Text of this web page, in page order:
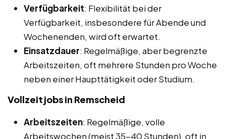
Verfügbarkeit: Flexibilität bei der
Verfügbarkeit, insbesondere für Abende und
Wochenenden, wird oft erwartet.
Einsatzdauer: Regelmäßige, aber begrenzte
Arbeitszeiten, oft mehrere Stunden pro Woche
neben einer Haupttätigkeit oder Studium.
Vollzeitjobs in Remscheid
Arbeitszeiten: Regelmäßige, volle
Arbeitswochen (meist 35-40 Stunden), oft in